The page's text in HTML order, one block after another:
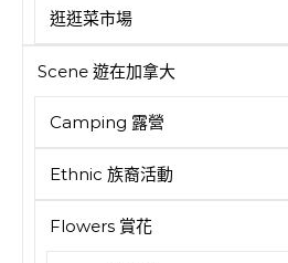
逛逛菜市場
Scene 遊在加拿大
Camping 露營
Ethnic 族裔活動
Flowers 賞花